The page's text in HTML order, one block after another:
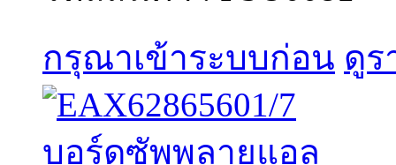
กรุณาเข้าระบบก่อน ดูร